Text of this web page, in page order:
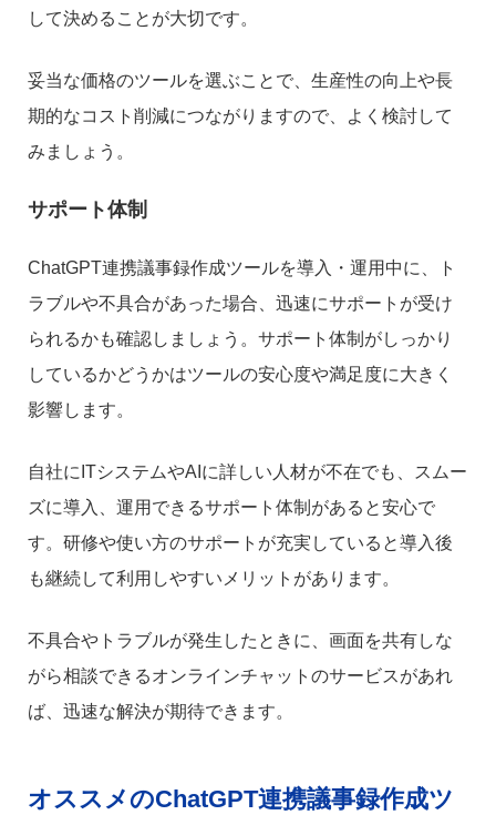
して決めることが大切です。
妥当な価格のツールを選ぶことで、生産性の向上や長
期的なコスト削減につながりますので、よく検討して
みましょう。
サポート体制
ChatGPT連携議事録作成ツールを導入・運用中に、ト
ラブルや不具合があった場合、迅速にサポートが受け
られるかも確認しましょう。サポート体制がしっかり
しているかどうかはツールの安心度や満足度に大きく
影響します。
自社にITシステムやAIに詳しい人材が不在でも、スムー
ズに導入、運用できるサポート体制があると安心で
す。研修や使い方のサポートが充実していると導入後
も継続して利用しやすいメリットがあります。
不具合やトラブルが発生したときに、画面を共有しな
がら相談できるオンラインチャットのサービスがあれ
ば、迅速な解決が期待できます。
オススメのChatGPT連携議事録作成ツ